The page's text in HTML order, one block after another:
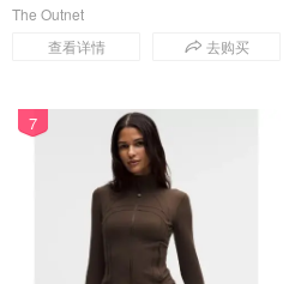
查看详情 去购买
The Outnet
7